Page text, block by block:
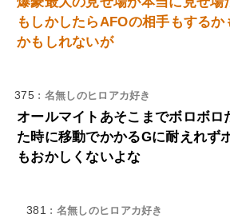
もしかしたらAFOの相手もする
かもしれないが
375 : 名無しのヒロアカ好き
オールマイトあそこまでボロボロ
た時に移動でかかるGに耐えれず
もおかしくないよな
381 : 名無しのヒロアカ好き